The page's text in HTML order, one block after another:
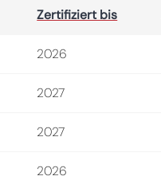
Zertifiziert bis
2026
2027
2027
2026